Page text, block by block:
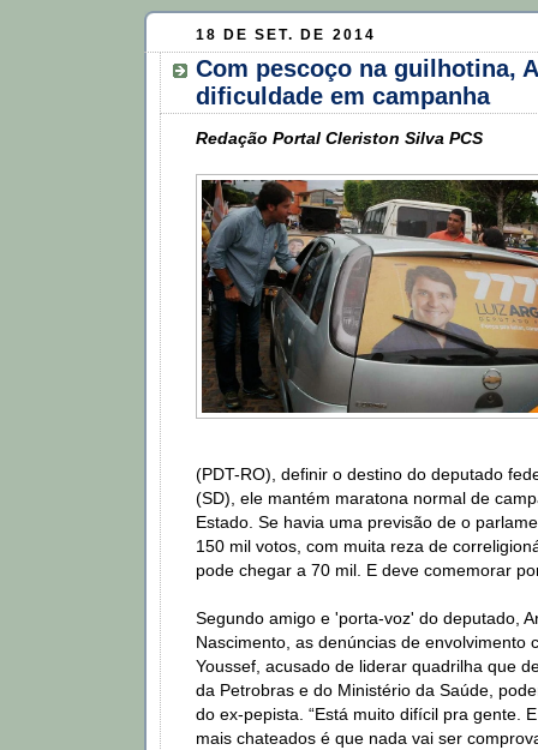
18 DE SET. DE 2014
Com pescoço na guilhotina,
dificuldade em campanha
Redação Portal Cleriston Silva PCS
(PDT-RO), definir o destino do deputado
(SD), ele mantém maratona normal de
Estado. Se havia uma previsão de o
150 mil votos, com muita reza de
pode chegar a 70 mil. E deve comemorar
Segundo amigo e 'porta-voz' do deputado,
Nascimento, as denúncias de envolvimento
Youssef, acusado de liderar quadrilha que
da Petrobras e do Ministério da Saúde,
do ex-pepista. “Está muito difícil pra gente.
mais chateados é que nada vai ser